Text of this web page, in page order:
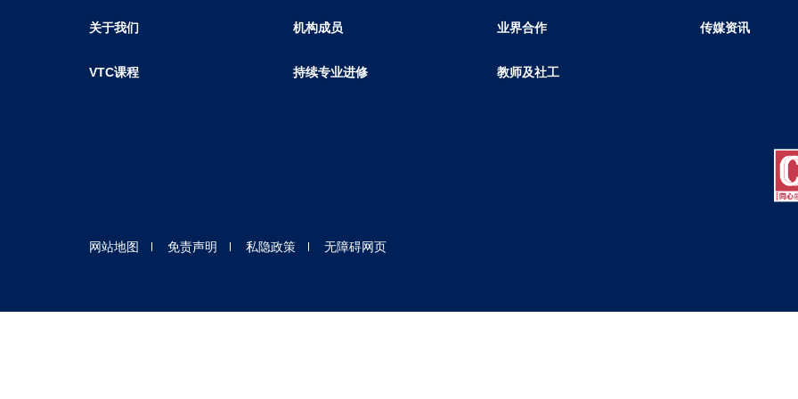
关于我们 机构成员 业界合作 传媒资讯
VTC课程 持续专业进修 教师及社工
网站地图 免责声明 私隐政策 无障碍网页